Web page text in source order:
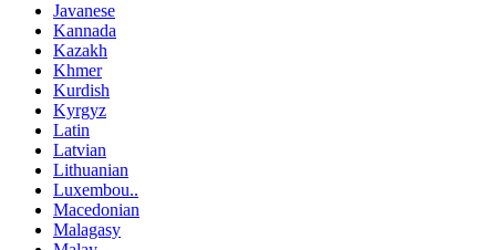
Javanese
Kannada
Kazakh
Khmer
Kurdish
Kyrgyz
Latin
Latvian
Lithuanian
Luxembou..
Macedonian
Malagasy